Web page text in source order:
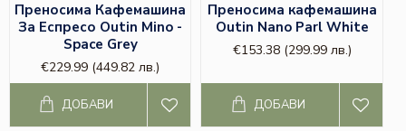
Преносима Кафемашина
За Еспресо Outin Mino -
Space Grey
€229.99 (449.82 лв.)
ДОБАВИ
Преносима кафемашина
Outin Nano Parl White
€153.38 (299.99 лв.)
ДОБАВИ